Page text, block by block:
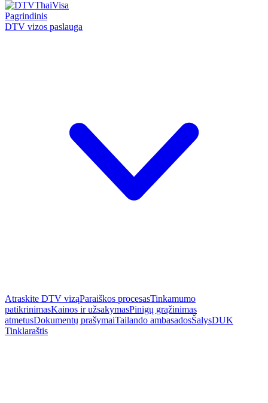
Pagrindinis
DTV vizos paslauga
Atraskite DTV viząParaiškos procesasTinkamumo
patikrinimasKainos ir užsakymasPinigų grąžinimas
atmetusDokumentų prašymaiTailando ambasadosŠalysDUK
Tinklaraštis